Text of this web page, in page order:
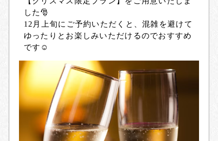
した🎅
12月上旬にご予約いただくと、混雑を避けて
ゆったりとお楽しみいただけるのでおすすめ
です☺